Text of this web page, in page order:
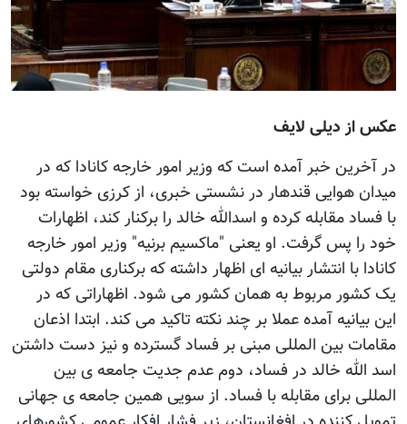
عکس از ديلی لايف
در آخرين خبر آمده است که وزير امور خارجه کانادا که در
ميدان هوايی قندهار در نشستی خبری، از کرزی خواسته بود
با فساد مقابله کرده و اسدالله خالد را برکنار کند، اظهارات
خود را پس گرفت. او يعنی "ماکسیم برنیه" وزير امور خارجه
کانادا با انتشار بيانيه ای اظهار داشته که برکناری مقام دولتی
يک کشور مربوط به همان کشور می شود. اظهاراتی که در
اين بيانيه آمده عملا بر چند نکته تاکيد می کند. ابتدا اذعان
مقامات بين المللی مبنی بر فساد گسترده و نيز دست داشتن
اسد الله خالد در فساد، دوم عدم جديت جامعه ی بين
المللی برای مقابله با فساد. از سويی همين جامعه ی جهانی